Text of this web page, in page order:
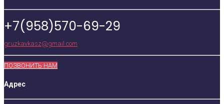
+7(958)570-69-29
gruzkavkasz@gmail.com
ПОЗВОНИТЬ НАМ
Адрес